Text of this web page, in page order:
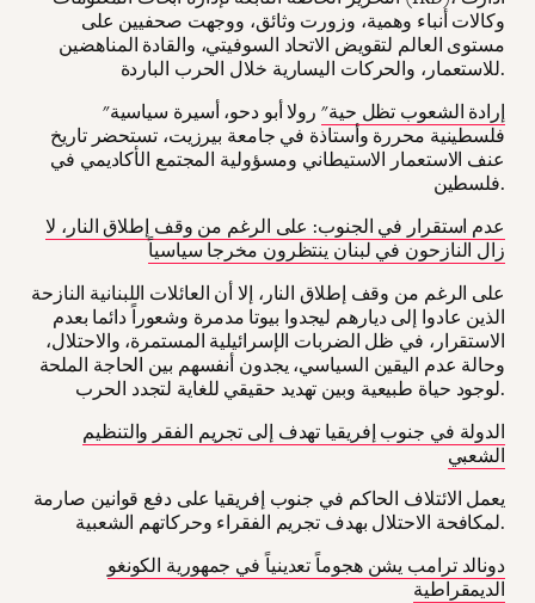
وكالات أنباء وهمية، وزورت وثائق، ووجهت صحفيين على
مستوى العالم لتقويض الاتحاد السوفيتي، والقادة المناهضين
للاستعمار، والحركات اليسارية خلال الحرب الباردة.
"
إرادة الشعوب تظل حية"رولا أبو دحو، أسيرة سياسية
فلسطينية محررة وأستاذة في جامعة بيرزيت، تستحضر تاريخ
عنف الاستعمار الاستيطاني ومسؤولية المجتمع الأكاديمي في
فلسطين.
عدم استقرار في الجنوب: على الرغم من وقف إطلاق النار، لا
زال النازحون في لبنان ينتظرون مخرجا سياسياً
على الرغم من وقف إطلاق النار، إلا أن العائلات اللبنانية النازحة
الذين عادوا إلى ديارهم ليجدوا بيوتا مدمرة وشعوراً دائما بعدم
الاستقرار، في ظل الضربات الإسرائيلية المستمرة، والاحتلال،
وحالة عدم اليقين السياسي، يجدون أنفسهم بين الحاجة الملحة
لوجود حياة طبيعية وبين تهديد حقيقي للغاية لتجدد الحرب.
الدولة في جنوب إفريقيا تهدف إلى تجريم الفقر والتنظيم
الشعبي
يعمل الائتلاف الحاكم في جنوب إفريقيا على دفع قوانين صارمة
لمكافحة الاحتلال بهدف تجريم الفقراء وحركاتهم الشعبية.
دونالد ترامب يشن هجوماً تعدينياً في جمهورية الكونغو
الديمقراطية